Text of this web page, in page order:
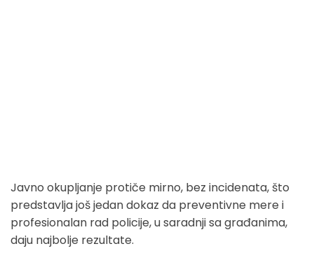
Javno okupljanje protiče mirno, bez incidenata, što
predstavlja još jedan dokaz da preventivne mere i
profesionalan rad policije, u saradnji sa građanima,
daju najbolje rezultate.